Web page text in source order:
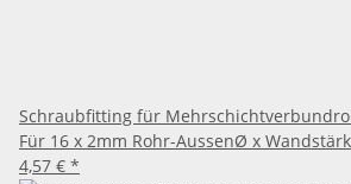
Schraubfitting für
Für 16 x 2mm Rohr-AussenØ x
4,57 € *